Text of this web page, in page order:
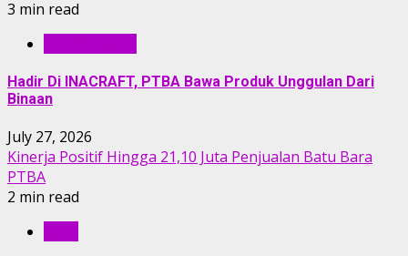
3 min read
Hadir Di INACRAFT, PTBA Bawa Produk Unggulan Dari
Binaan
July 27, 2026
Kinerja Positif Hingga 21,10 Juta Penjualan Batu Bara
PTBA
2 min read